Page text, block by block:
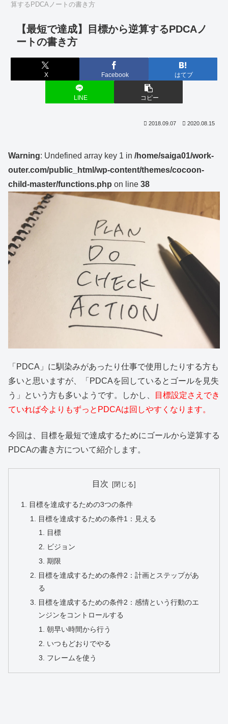
算するPDCAノートの書き方
【最短で達成】目標から逆算するPDCAノ
ートの書き方
X Facebook はてブ
LINE コピー
2018.09.07 2020.08.15
Warning: Undefined array key 1 in /home/saiga01/work-
outer.com/public_html/wp-content/themes/cocoon-
child-master/functions.php on line 38
「PDCA」に馴染みがあったり仕事で使用したりする方も
多いと思いますが、「PDCAを回しているとゴールを見失
う」という方も多いようです。しかし、
目標設定さえでき
ていれば今よりもずっとPDCAは回しやすくなります。
今回は、目標を最短で達成するためにゴールから逆算する
PDCAの書き方について紹介します。
目次
目標を達成するための3つの条件
目標を達成するための条件1：見える
目標
ビジョン
期限
目標を達成するための条件2：計画とステップがあ
る
目標を達成するための条件2：感情という行動のエ
ンジンをコントロールする
朝早い時間から行う
いつもどおりでやる
フレームを使う